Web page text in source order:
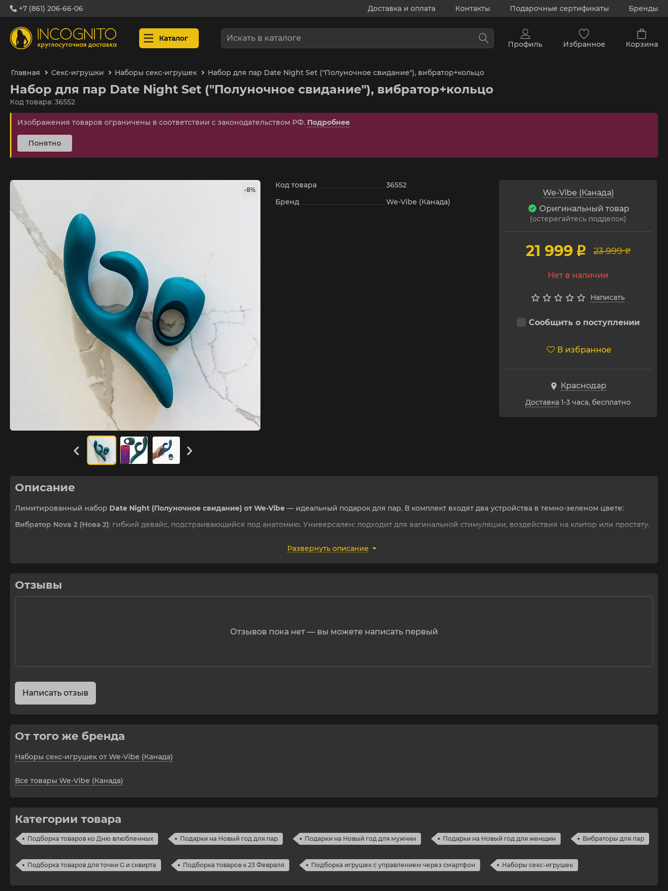
+7 (861) 206-66-06 Доставка и оплата Контакты Подарочные сертификаты Бренды
Каталог
Профиль Избранное Корзина
Главная Секс-игрушки Наборы секс-игрушек Набор для пар Date Night Set ("Полуночное свидание"), вибратор+кольцо
Набор для пар Date Night Set ("Полуночное свидание"), вибратор+кольцо
Код товара: 36552
Изображения товаров ограничены в соответствии с законодательством РФ. Подробнее
Понятно
-8%
Код товара
36552
Бренд
We-Vibe (Канада)
We-Vibe (Канада)
Оригинальный товар
(остерегайтесь подделок)
23 999 p
21 999 p
Нет в наличии
Написать
Сообщить о поступлении
В избранное
Краснодар
Доставка 1-3 часа, бесплатно
Описание
Лимитированный набор Date Night (Полуночное свидание) от We-Vibe — идеальный подарок для пар. В комплект входят два устройства в темно-зеленом цвете:
Вибратор Nova 2 (Нова 2): гибкий девайс, подстраивающийся под анатомию. Универсален: подходит для вагинальной стимуляции, воздействия на клитор или простату.
Управление: кнопками или через приложение We-Connect (Коннект) (дистанционное управление, создание ритмов, вибрация в такт музыке).
Защита: полная водонепроницаемость (IPX7).
Особенности:Характеристики:
Развернуть описание
Отзывы
Отзывов пока нет — вы можете написать первый
Написать отзыв
От того же бренда
Наборы секс-игрушек от We-Vibe (Канада)
Все товары We-Vibe (Канада)
Категории товара
Подборка товаров ко Дню влюбленных Подарки на Новый год для пар Подарки на Новый год для мужчин Подарки на Новый год для женщин Вибраторы для пар
Подборка товаров для точки G и сквирта Подборка товаров к 23 Февраля Подборка игрушек с управлением через смартфон Наборы секс-игрушек